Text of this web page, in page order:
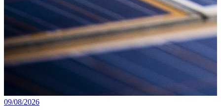
09/08/2026